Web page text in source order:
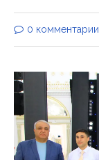
0 комментарии